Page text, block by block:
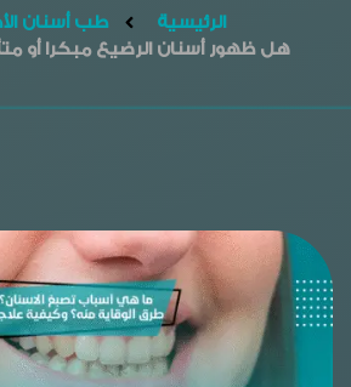
الرئيسية
طب أسنان
هل ظهور أسنان الرضيع مبكرا أو